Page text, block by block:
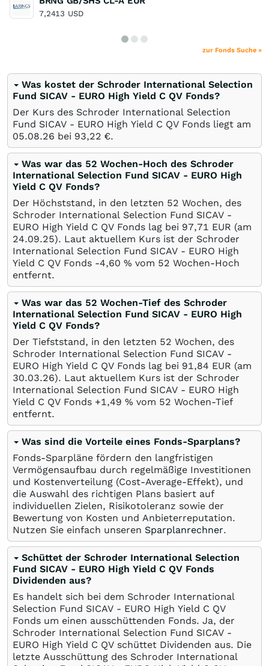
7,2413 USD
zur Fonds Suche »
Was kostet der Schroder International Selection
Fund SICAV - EURO High Yield C QV Fonds?
Der Kurs des Schroder International Selection
Fund SICAV - EURO High Yield C QV Fonds liegt am
05.08.26 bei 93,22 €.
Was war das 52 Wochen-Hoch des Schroder
International Selection Fund SICAV - EURO High
Yield C QV Fonds?
Der Höchststand, in den letzten 52 Wochen, des
Schroder International Selection Fund SICAV -
EURO High Yield C QV Fonds lag bei 97,71 EUR (am
24.09.25). Laut aktuellem Kurs ist der Schroder
International Selection Fund SICAV - EURO High
Yield C QV Fonds -4,60 % vom 52 Wochen-Hoch
entfernt.
Was war das 52 Wochen-Tief des Schroder
International Selection Fund SICAV - EURO High
Yield C QV Fonds?
Der Tiefststand, in den letzten 52 Wochen, des
Schroder International Selection Fund SICAV -
EURO High Yield C QV Fonds lag bei 91,84 EUR (am
30.03.26). Laut aktuellem Kurs ist der Schroder
International Selection Fund SICAV - EURO High
Yield C QV Fonds +1,49 % vom 52 Wochen-Tief
entfernt.
Was sind die Vorteile eines Fonds-Sparplans?
Fonds-Sparpläne fördern den langfristigen
Vermögensaufbau durch regelmäßige Investitionen
und Kostenverteilung (Cost-Average-Effekt), und
die Auswahl des richtigen Plans basiert auf
individuellen Zielen, Risikotoleranz sowie der
Bewertung von Kosten und Anbieterreputation.
Nutzen Sie einfach unseren Sparplanrechner.
Schüttet der Schroder International Selection
Fund SICAV - EURO High Yield C QV Fonds
Dividenden aus?
Es handelt sich bei dem Schroder International
Selection Fund SICAV - EURO High Yield C QV
Fonds um einen ausschüttenden Fonds. Ja, der
Schroder International Selection Fund SICAV -
EURO High Yield C QV schüttet Dividenden aus. Die
letzte Ausschüttung des Schroder International